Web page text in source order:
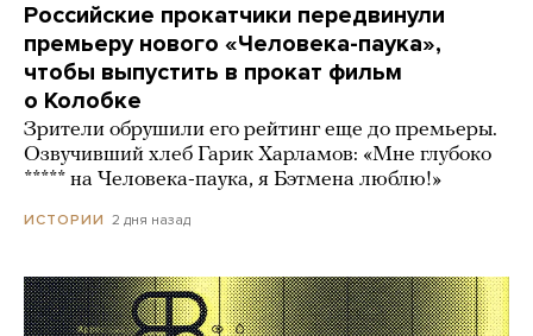
Российские прокатчики передвинули
премьеру нового «Человека-паука»,
чтобы выпустить в прокат фильм
о Колобке
Зрители обрушили его рейтинг еще до премьеры.
Озвучивший хлеб Гарик Харламов: «Мне глубоко
***** на Человека-паука, я Бэтмена люблю!»
ИСТОРИИ 2 дня назад